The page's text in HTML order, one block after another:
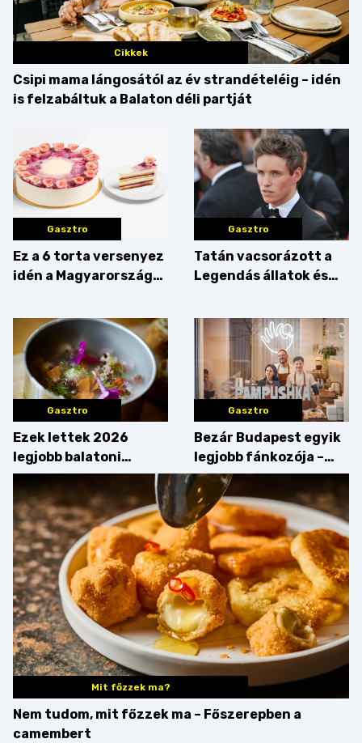
Cikkek
Csipi mama lángosától az év strandételéig – idén
is felzabáltuk a Balaton déli partját
Gasztro
Ez a 6 torta versenyez
idén a Magyarország
Gasztro
Tatán vacsorázott a
Legendás állatok és
Gasztro
Ezek lettek 2026
legjobb balatoni
strandételei –
végigkóstoltuk a
győzteseket
Gasztro
Bezár Budapest egyik
legjobb fánkozója –
búcsúzik a Pampushka
Mit főzzek ma?
Nem tudom, mit főzzek ma – Főszerepben a
camembert